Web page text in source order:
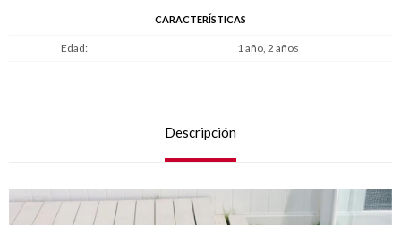
CARACTERÍSTICAS
Edad 1 año, 2 años
Descripción